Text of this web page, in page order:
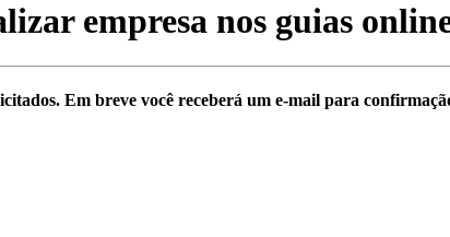
empresa nos guias
Em breve você receberá um e-mail para